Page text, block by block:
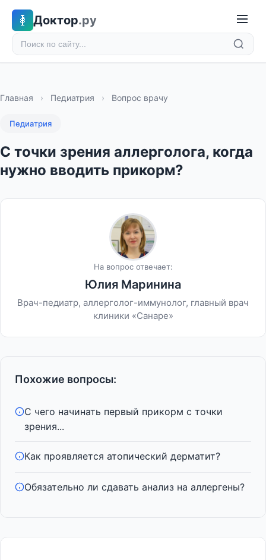
Доктор.ру
Главная › Педиатрия › Вопрос врачу
Педиатрия
С точки зрения аллерголога, когда
нужно вводить прикорм?
На вопрос отвечает:
Юлия Маринина
Врач-педиатр, аллерголог-иммунолог, главный врач
клиники «Санаре»
Похожие вопросы:
С чего начинать первый прикорм с точки
зрения...
Как проявляется атопический дерматит?
Обязательно ли сдавать анализ на аллергены?